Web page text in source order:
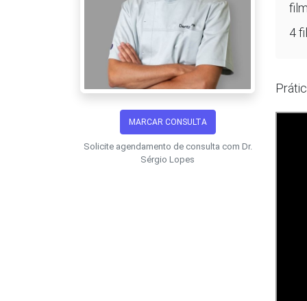
MARCAR CONSULTA
Solicite agendamento de consulta com Dr.
Sérgio Lopes
4